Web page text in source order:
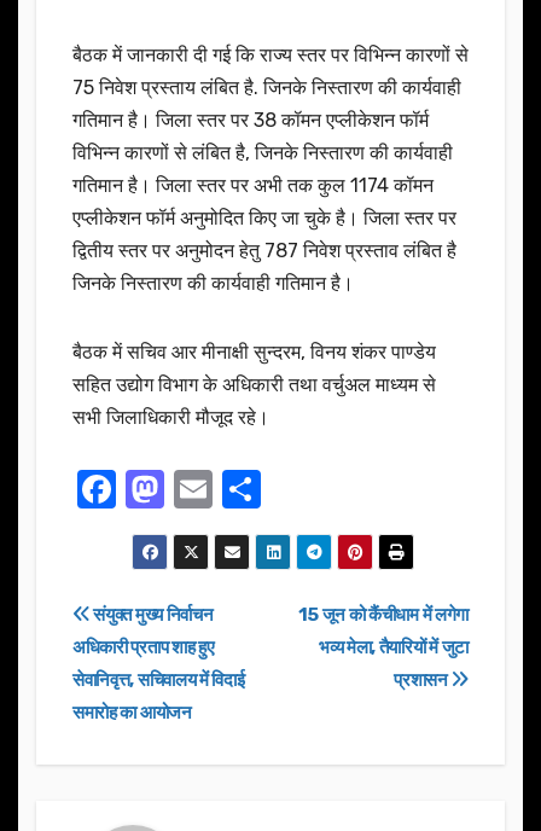
बैठक में जानकारी दी गई कि राज्य स्तर पर विभिन्न कारणों से
75 निवेश प्रस्ताय लंबित है. जिनके निस्तारण की कार्यवाही
गतिमान है। जिला स्तर पर 38 कॉमन एप्लीकेशन फॉर्म
विभिन्न कारणों से लंबित है, जिनके निस्तारण की कार्यवाही
गतिमान है। जिला स्तर पर अभी तक कुल 1174 कॉमन
एप्लीकेशन फॉर्म अनुमोदित किए जा चुके है। जिला स्तर पर
द्वितीय स्तर पर अनुमोदन हेतु 787 निवेश प्रस्ताव लंबित है
जिनके निस्तारण की कार्यवाही गतिमान है।
बैठक में सचिव आर मीनाक्षी सुन्दरम, विनय शंकर पाण्डेय
सहित उद्योग विभाग के अधिकारी तथा वर्चुअल माध्यम से
सभी जिलाधिकारी मौजूद रहे।
F
a
c
e
b
o
o
k
M
a
st
o
d
o
n
E
m
ail
h
ar
Post
navigation
15 जून को कैंचीधाम में लगेगा
भव्य मेला, तैयारियों में जुटा
प्रशासन
संयुक्त मुख्य निर्वाचन
अधिकारी प्रताप शाह हुए
सेवानिवृत्त, सचिवालय में विदाई
समारोह का आयोजन